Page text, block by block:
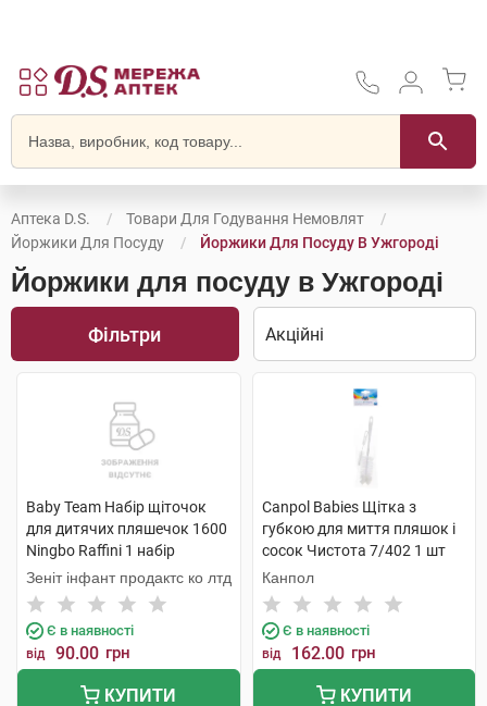
Аптека D.S.
Товари Для Годування Немовлят
Йоржики Для Посуду
Йоржики Для Посуду В Ужгороді
Йоржики для посуду в Ужгороді
Фільтри
Baby Team Набір щіточок
для дитячих пляшечок 1600
Ningbo Raffini 1 набір
Зеніт інфант продактс ко лтд
Є в наявності
від 90.00 грн
КУПИТИ
Canpol Babies Щітка з
губкою для миття пляшок і
сосок Чистота 7/402 1 шт
Канпол
Є в наявності
від 162.00 грн
КУПИТИ